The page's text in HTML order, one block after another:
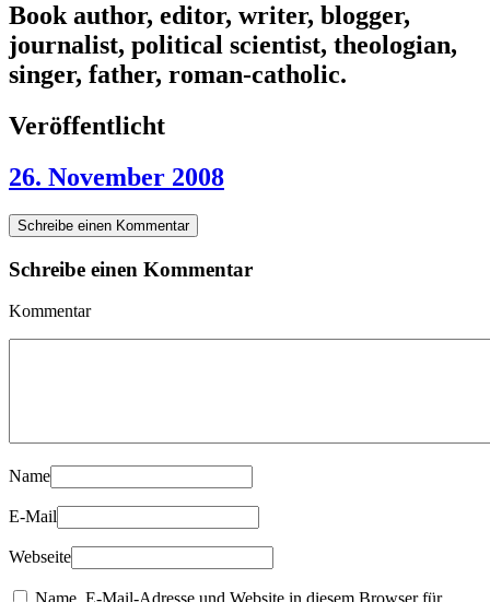
Book author, editor, writer, blogger,
journalist, political scientist, theologian,
singer, father, roman-catholic.
Veröffentlicht
26. November 2008
Schreibe einen Kommentar
Schreibe einen Kommentar
Kommentar
Name
E-Mail
Webseite